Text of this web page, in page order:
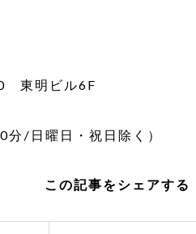
東明ビル6F
/日曜日・祝日除く）
この記事をシェアする